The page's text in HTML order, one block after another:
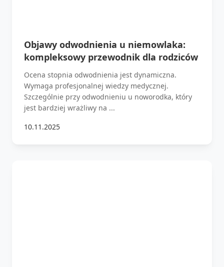
Objawy odwodnienia u niemowlaka:
kompleksowy przewodnik dla rodziców
Ocena stopnia odwodnienia jest dynamiczna.
Wymaga profesjonalnej wiedzy medycznej.
Szczególnie przy odwodnieniu u noworodka, który
jest bardziej wrażliwy na ...
10.11.2025